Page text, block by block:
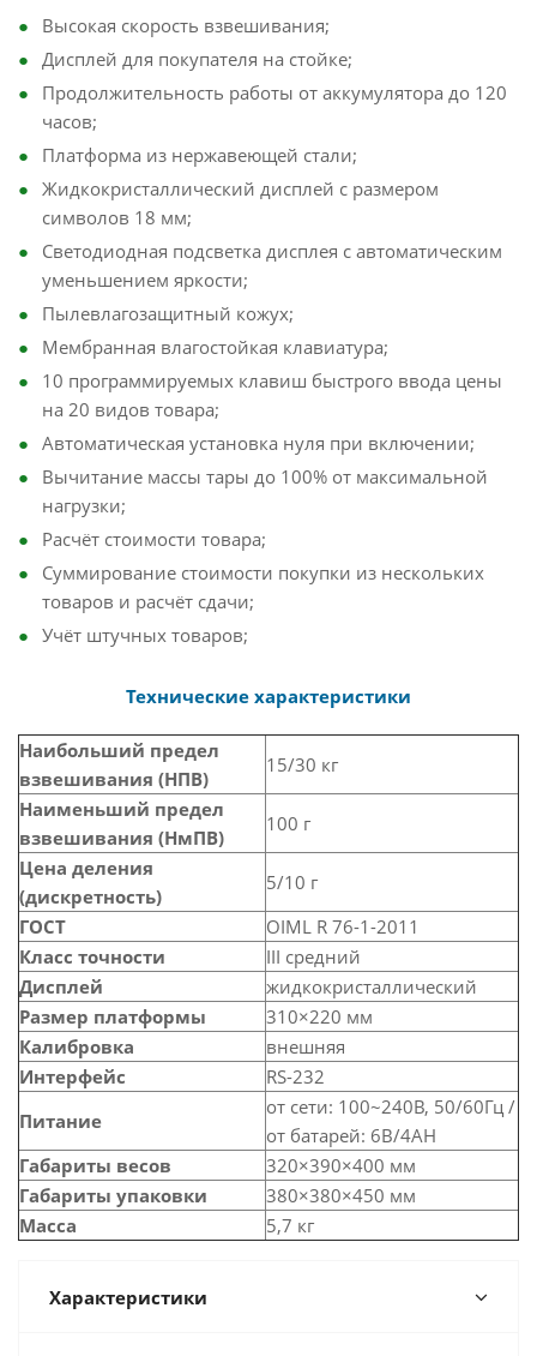
Высокая скорость взвешивания;
Дисплей для покупателя на стойке;
Продолжительность работы от аккумулятора до 120
часов;
Платформа из нержавеющей стали;
Жидкокристаллический дисплей с размером
символов 18 мм;
Светодиодная подсветка дисплея с автоматическим
уменьшением яркости;
Пылевлагозащитный кожух;
Мембранная влагостойкая клавиатура;
10 программируемых клавиш быстрого ввода цены
на 20 видов товара;
Автоматическая установка нуля при включении;
Вычитание массы тары до 100% от максимальной
нагрузки;
Расчёт стоимости товара;
Суммирование стоимости покупки из нескольких
товаров и расчёт сдачи;
Учёт штучных товаров;
Технические характеристики
Наибольший предел
взвешивания (НПВ)
15/30 кг
Наименьший предел
взвешивания (НмПВ)
100 г
Цена деления
(дискретность)
5/10 г
ГОСТ
OIML R 76-1-2011
Класс точности
III средний
Дисплей
жидкокристаллический
Размер платформы
310×220 мм
Калибровка
внешняя
Интерфейс
RS-232
Питание
от сети: 100~240В, 50/60Гц /
от батарей: 6В/4AH
Габариты весов
320×390×400 мм
Габариты упаковки
380×380×450 мм
Масса
5,7 кг
Характеристики